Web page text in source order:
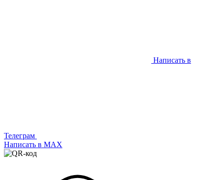
Написать в
Телеграм
Написать в МАХ